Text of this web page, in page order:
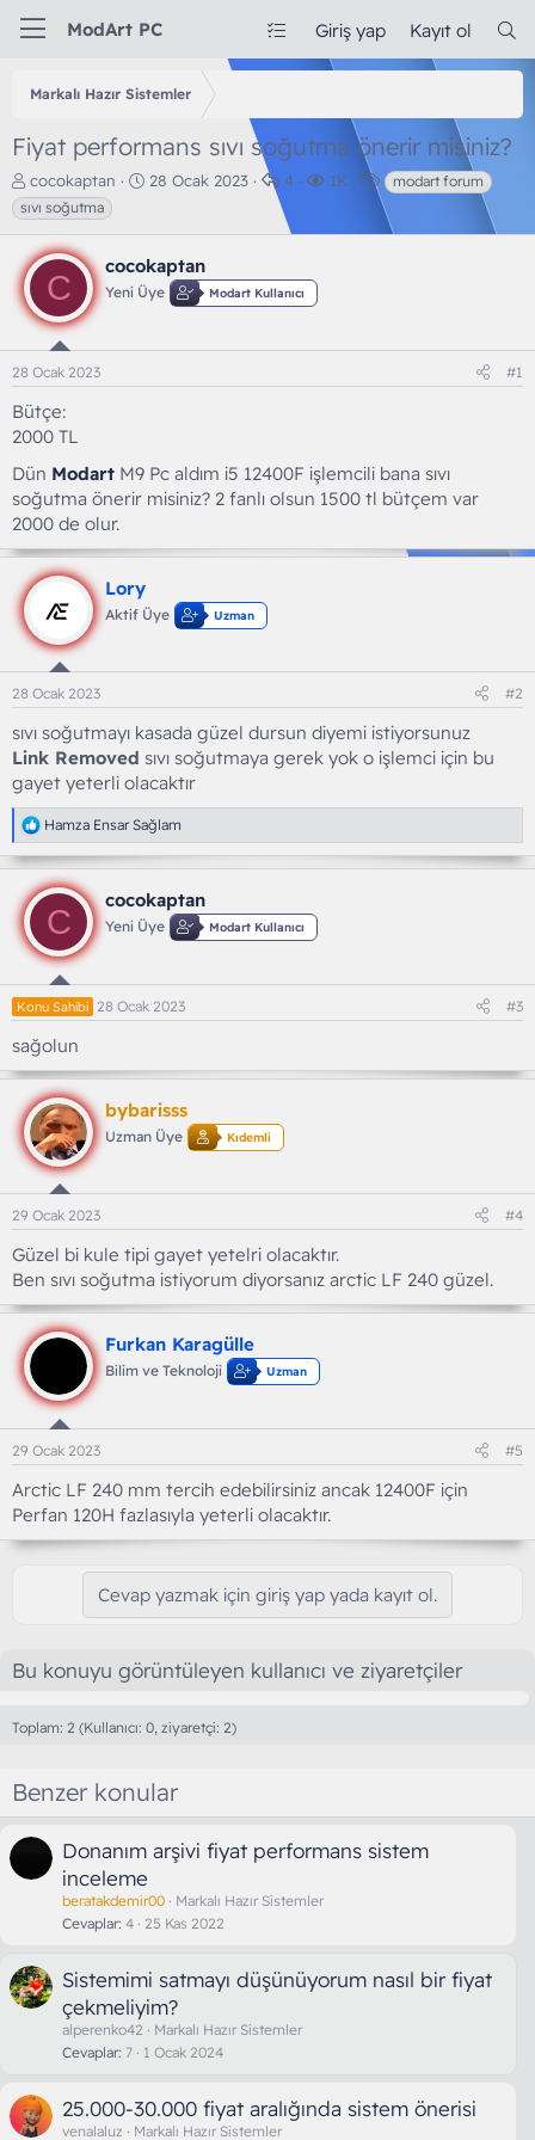
ModArt PC Giriş yap Kayıt ol
Markalı Hazır Sistemler
Fiyat performans sıvı soğutma önerir misiniz?
K
o
n
u
y
u
b
a
ş
a
t
n
cocokaptan
B
a
n
ç
i
28 Ocak 2023
C
v
l
a
4
G
e
1K
E
i
r
modart forum
sıvı soğutma
C
cocokaptan
Yeni Üye Modart Kullanıcı
28 Ocak 2023 #1
Bütçe
2000 TL
Dün Modart M9 Pc aldım i5 12400F işlemcili bana sıvı
soğutma önerir misiniz? 2 fanlı olsun 1500 tl bütçem var
2000 de olur.
Lory
Aktif Üye Uzman
28 Ocak 2023 #2
sıvı soğutmayı kasada güzel dursun diyemi istiyorsunuz
Link Removed sıvı soğutmaya gerek yok o işlemci için bu
gayet yeterli olacaktır
T
e
p
k
i
r
Hamza Ensar Sağlam
C
cocokaptan
Yeni Üye Modart Kullanıcı
Konu Sahibi 28 Ocak 2023 #3
sağolun
bybarisss
Uzman Üye Kıdemli
29 Ocak 2023 #4
Güzel bi kule tipi gayet yetelri olacaktır.
Ben sıvı soğutma istiyorum diyorsanız arctic LF 240 güzel.
Furkan Karagülle
Bilim ve Teknoloji Uzman
29 Ocak 2023 #5
Arctic LF 240 mm tercih edebilirsiniz ancak 12400F için
Perfan 120H fazlasıyla yeterli olacaktır.
Cevap yazmak için giriş yap yada kayıt ol.
Bu konuyu görüntüleyen kullanıcı ve ziyaretçiler
Toplam: 2 (Kullanıcı: 0, ziyaretçi: 2)
Benzer konular
Donanım arşivi fiyat performans sistem
inceleme
beratakdemir00
Markalı Hazır Sistemler
Cevaplar 4 25 Kas 2022
Sistemimi satmayı düşünüyorum nasıl bir fiyat
çekmeliyim?
alperenko42
Markalı Hazır Sistemler
Cevaplar 7 1 Ocak 2024
25.000-30.000 fiyat aralığında sistem önerisi
venalaluz Markalı Hazır Sistemler